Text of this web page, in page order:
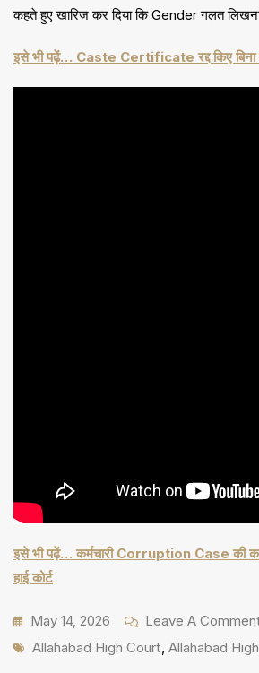
कहते हुए खारिज कर दिया कि Gender गलत लिखना
इसे भी पढ़ें… Caste Certificate रद्द किए बिना
इसे भी पढ़ें… कर्मचारी Corruption Case की
हाई कोर्ट
May 14, 2026 Leave A
Tags
Allahabad High Court Allahabad